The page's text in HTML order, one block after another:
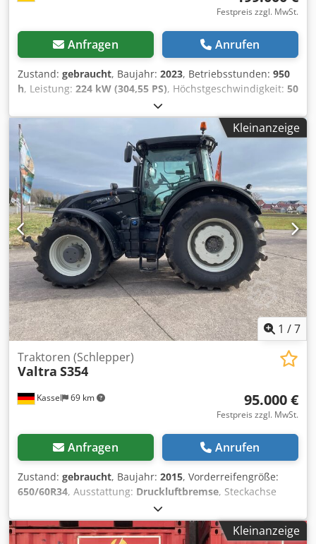
Festpreis zzgl. MwSt.
Anfragen Anrufen
Zustand: gebraucht, Baujahr: 2023, Betriebsstunden: 950
h, Leistung: 224 kW (304,55 PS), Höchstgeschwindigkeit: 50
600/70 R30 | 0%
Hinterreifengröße:710/70 R42 | 0%, Reifengröße:710/70
R42
, Bereifung (v):600/70 R30,
Bereifung (h):710/70 R42, Betriebsstunden:950,
Erstzulassung:19.12.2024_____Preis: 199.000,00 Euro
nettoErstzulassung: 19.12.2024Betriebsstunden: ca.
850Grundausstattung/technische DatenMOTOR Max.
Leistung 224/305 kW/PS (ISO 14396) Max. Drehmoment
1280 Nm 6 Zylinder, 7,4l AGCO Power - 74 LFNT-5D, CR, 4V
Abgasnorm (DOC+SC+SCR) ohne Abgasrückführung Stufe 5
Elektronische Motorsteuerung mit Vistronic-Lüfterregelung
Motordrehzahlspeicher P owercore Motorluftfilter mit
Grobschmutzabsaugung EasyCare Kühlerpaket
Zusätzlicher Kraftstoff-Vorfilter mit Wasserabscheider 500
Liter Kraftstofftank Chedpfx Ahew E N Tdsgoa
Kleinanzeige
1 /7
Kassel 69 km
Traktoren (Schlepper)
Valtra S354
95.000 €
Festpreis zzgl. MwSt.
Anfragen Anrufen
Zustand: gebraucht, Baujahr: 2015, Vorderreifengröße:
650/60R34, Ausstattung: Druckluftbremse, Steckachse
Hinterradgewichte Unterlenker Kat 3/3 Quick Steer Valtra
Evolution / Sitz 2x Steckdosen 12 V Bereifung 4x NEU vorn
Mitas 650/60 R34 / Chsdpfer N Apfjx Ahgea
Kleinanzeige